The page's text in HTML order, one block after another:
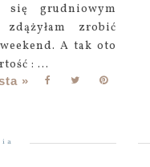
się grudniowym
zrobić
A tak oto
: ...
»